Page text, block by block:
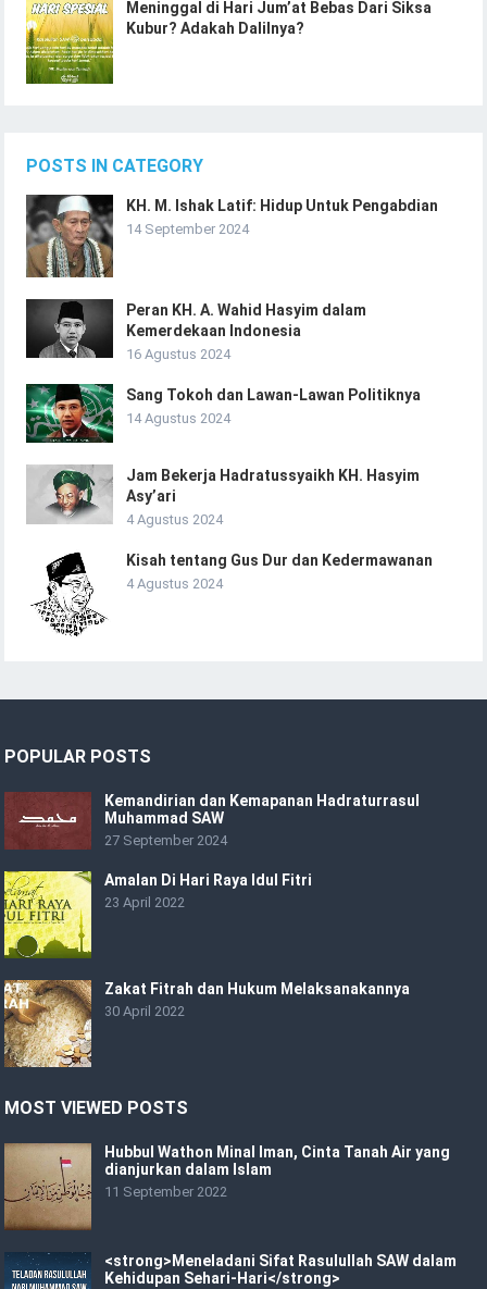
Meninggal di Hari Jum’at Bebas Dari Siksa
Kubur? Adakah Dalilnya?
POSTS IN CATEGORY
KH. M. Ishak Latif: Hidup Untuk Pengabdian
14 September 2024
Peran KH. A. Wahid Hasyim dalam
Kemerdekaan Indonesia
16 Agustus 2024
Sang Tokoh dan Lawan-Lawan Politiknya
14 Agustus 2024
Jam Bekerja Hadratussyaikh KH. Hasyim
Asy’ari
4 Agustus 2024
Kisah tentang Gus Dur dan Kedermawanan
4 Agustus 2024
POPULAR POSTS
Kemandirian dan Kemapanan Hadraturrasul
Muhammad SAW
27 September 2024
Amalan Di Hari Raya Idul Fitri
23 April 2022
Zakat Fitrah dan Hukum Melaksanakannya
30 April 2022
MOST VIEWED POSTS
Hubbul Wathon Minal Iman, Cinta Tanah Air yang
dianjurkan dalam Islam
11 September 2022
<strong>Meneladani Sifat Rasulullah SAW dalam
Kehidupan Sehari-Hari</strong>